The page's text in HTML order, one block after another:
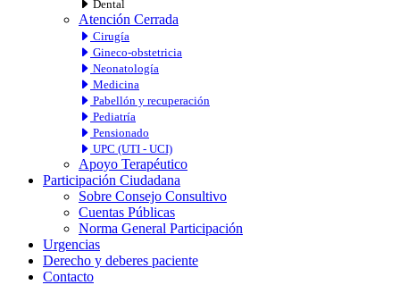
Dental
Atención Cerrada
Cirugía
Gineco-obstetricia
Neonatología
Medicina
Pabellón y recuperación
Pediatría
Pensionado
UPC (UTI - UCI)
Apoyo Terapéutico
Participación Ciudadana
Sobre Consejo Consultivo
Cuentas Públicas
Norma General Participación
Urgencias
Derecho y deberes paciente
Contacto